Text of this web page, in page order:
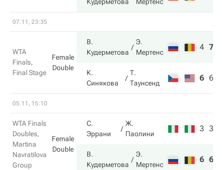
07.11, 23:35
WTA
Finals,
Final Stage
Female
Double
В.
Кудерметова
Э.
Мертенс
4 7
К.
Синякова
Т.
Таунсенд
6 6
05.11, 15:10
WTA Finals
Doubles,
Martina
Navratilova
Group
Female
Double
С.
Эррани
Ж.
Паолини
3 3
В.
Кудерметова
Э.
Мертенс
6 6